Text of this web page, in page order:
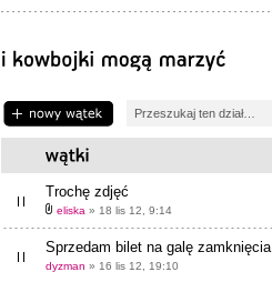
Napisz wątek
Trochę zdjęć
eliska » 18 lis 12, 9:14
Sprzedam bilet na galę zamknięcia
dyzman » 16 lis 12, 19:10